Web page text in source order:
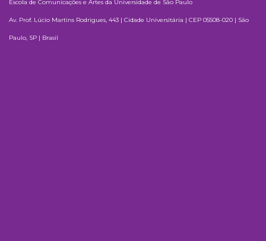
Escola de Comunicações e Artes da Universidade de São Paulo
Av. Prof. Lúcio Martins Rodrigues, 443 | Cidade Universitária | CEP 05508-020 | São
Paulo, SP | Brasil